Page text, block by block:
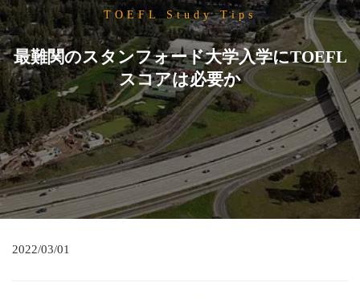
TOEFL Study Tips
最難関のスタンフォード大学入学にTOEFL
スコアは必要か
2022/03/01